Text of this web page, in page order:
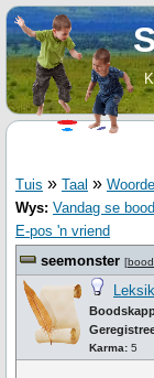
Tuis » Taal »
Wys: Vandag se
E-pos 'n vriend
seemonster [
Karma: 5